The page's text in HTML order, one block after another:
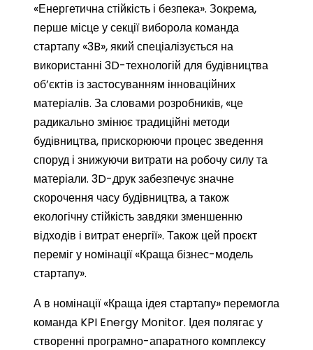
«Енергетична стійкість і безпека». Зокрема,
перше місце у секції виборола команда
стартапу «3B», який спеціалізується на
використанні 3D-технологій для будівництва
об’єктів із застосуванням інноваційних
матеріалів. За словами розробників, «це
радикально змінює традиційні методи
будівництва, прискорюючи процес зведення
споруд і знижуючи витрати на робочу силу та
матеріали. 3D-друк забезпечує значне
скорочення часу будівництва, а також
екологічну стійкість завдяки зменшенню
відходів і витрат енергії». Також цей проєкт
переміг у номінації «Краща бізнес-модель
стартапу».
А в номінації «Краща ідея стартапу» перемогла
команда KPI Energy Monitor. Ідея полягає у
створенні програмно-апаратного комплексу